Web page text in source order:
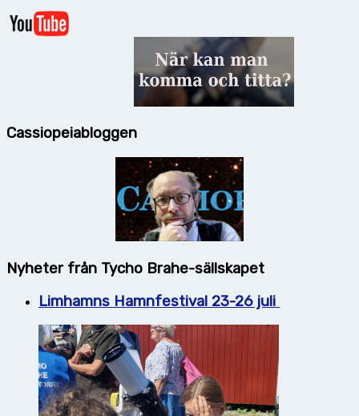
Cassiopeiabloggen
Nyheter från Tycho Brahe-sällskapet
Limhamns Hamnfestival 23-26 juli